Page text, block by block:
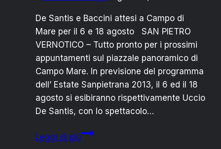
De Santis e Baccini attesi a Campo di
Mare per il 6 e 18 agosto SAN PIETRO
VERNOTICO – Tutto pronto per i prossimi
appuntamenti sul piazzale panoramico di
Campo Mare. In previsione del programma
dell’ Estate Sanpietrana 2013, il 6 ed il 18
agosto si esibiranno rispettivamente Uccio
De Santis, con lo spettacolo…
Leggi di piùUCCIO